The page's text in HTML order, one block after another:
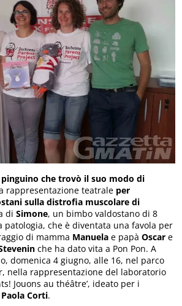
che trovò il suo modo di
rappresentazione teatrale per
sulla distrofia muscolare di
diSimone, un bimbo valdostano di 8
patologia, che è diventata una favola per
di mamma Manuela e papàOscar e
che ha dato vita a Pon Pon. A
domenica 4 giugno, alle 16, nel parco
nella rappresentazione del laboratorio
Jouons au théâtre’, ideato per i
Paola Corti.